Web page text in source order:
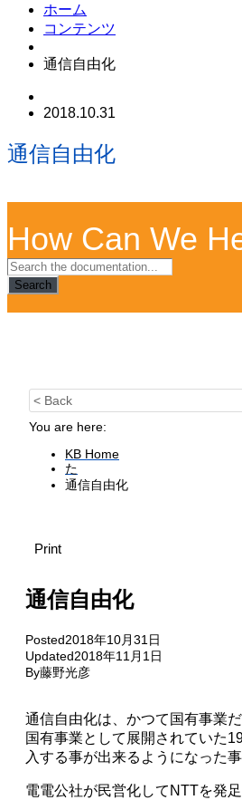
ホーム
コンテンツ
通信自由化
2018.10.31
通信自由化
How Can We
Search
< Back
You are here:
KB Home
た
通信自由化
Print
通信自由化
Posted2018年10月31日
Updated2018年11月1日
By藤野光彦
通信自由化は、かつて国有事業
国有事業として展開されていた
入する事が出来るようになった
電電公社が民営化してNTTを発